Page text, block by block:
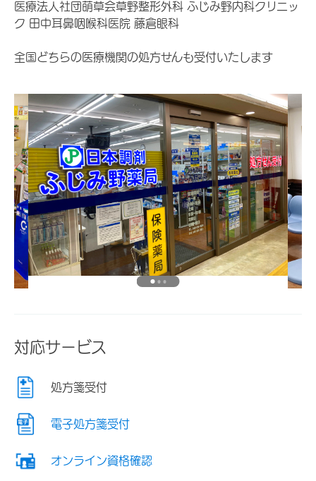
医療法人社団萌草会草野整形外科 ふじみ野内科クリニッ
ク 田中耳鼻咽喉科医院 藤倉眼科
全国どちらの医療機関の処方せんも受付いたします
対応サービス
処方箋受付
電子処方箋受付
オンライン資格確認